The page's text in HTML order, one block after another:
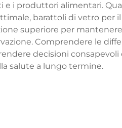
e i produttori alimentari.
barattoli di vetro per
superiore per
Comprendere le
decisioni consapevoli
salute a lungo termine.